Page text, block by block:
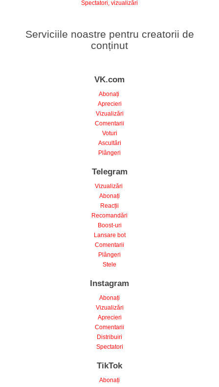
conținut
Aprecieri
Vizualizări
Comentarii
Voturi
Ascultări
Plângeri
Abonați
Reacții
Recomandări
Boost-uri
Lansare bot
Comentarii
Plângeri
Stele
Vizualizări
Aprecieri
Comentarii
Distribuiri
Spectatori
Aprecieri